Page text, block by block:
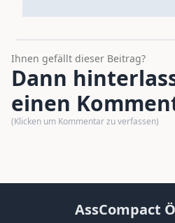
Ihnen gefällt dieser Beitrag?
Dann
einen
(Klicken um Kommentar zu verfassen)
AssCompact